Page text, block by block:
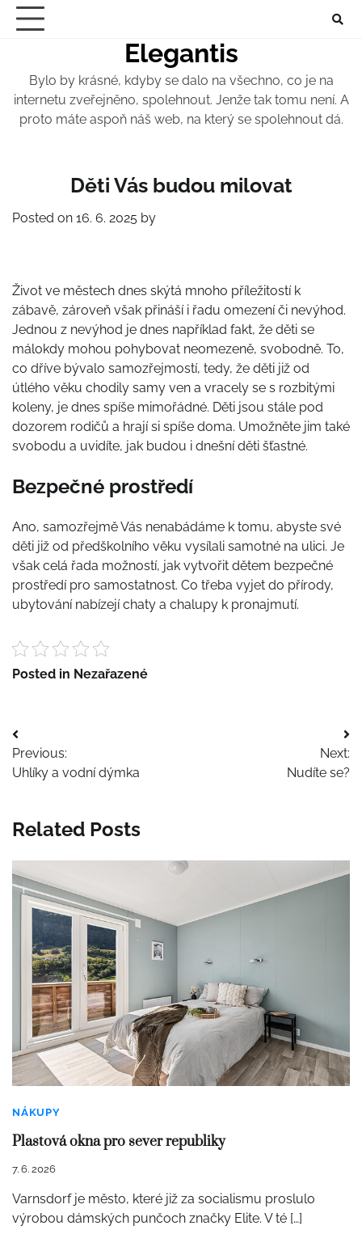
Skip
Elegantis
Bylo by krásné, kdyby se dalo na všechno, co je na
internetu zveřejněno, spolehnout. Jenže tak tomu není. A
proto máte aspoň náš web, na který se spolehnout dá.
Děti Vás budou milovat
Posted on 16. 6. 2025 by
Život ve městech dnes skýtá mnoho příležitostí k
zábavě, zároveň však přináší i řadu omezení či nevýhod.
Jednou z nevýhod je dnes například fakt, že děti se
málokdy mohou pohybovat neomezeně, svobodně. To,
co dříve bývalo samozřejmostí, tedy, že děti již od
útlého věku chodily samy ven a vracely se s rozbitými
koleny, je dnes spíše mimořádné. Děti jsou stále pod
dozorem rodičů a hrají si spíše doma. Umožněte jim také
svobodu a uvidíte, jak budou i dnešní děti šťastné.
Bezpečné prostředí
Ano, samozřejmě Vás nenabádáme k tomu, abyste své
děti již od předškolního věku vysílali samotné na ulici. Je
však celá řada možností, jak vytvořit dětem bezpečné
prostředí pro samostatnost. Co třeba vyjet do přírody,
ubytování nabízejíchaty a chalupy k pronajmutí.
Posted in Nezařazené
Navigace
pro
Previous:
Uhlíky a vodní dýmka
Next:
Nudíte se?
Related Posts
NÁKUPY
Plastová okna pro sever republiky
7. 6. 2026
Varnsdorf je město, které již za socialismu proslulo
výrobou dámských punčoch značky Elite. V té […]